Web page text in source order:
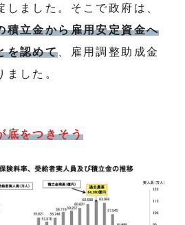
しました。そこで政府は、
積立金から雇用安定資金へ
を認めて 、雇用調整助成金
ました。
底をつきそう